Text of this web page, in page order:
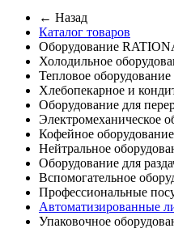
← Назад
Каталог товаров
Оборудование
Холодильное
Тепловое оборудование
Хлебопекарное и
Оборудование для
Электромеханическое
Кофейное оборудование
Нейтральное
Оборудование для
Вспомогательное
Профессиональные
Автоматизированные
Упаковочное